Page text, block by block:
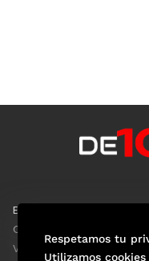
EL UNIVERSAL
Clase
ViveUSA
Respetamos tu
Utilizamos